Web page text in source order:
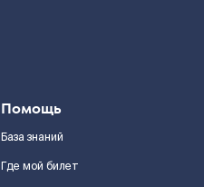
Помощь
База знаний
Где мой билет